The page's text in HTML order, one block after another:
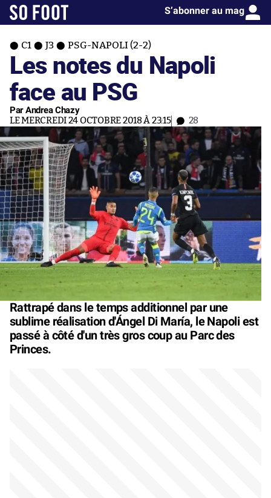
S’abonner au mag
C1 J3 PSG-NAPOLI (2-2)
Les notes du Napoli
face au PSG
Par Andrea Chazy
LE MERCREDI 24 OCTOBRE 2018 À 23:15 28
Rattrapé dans le temps additionnel par une
sublime réalisation d'Ángel Di María, le Napoli est
passé à côté d'un très gros coup au Parc des
Princes.